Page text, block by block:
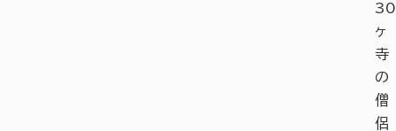
30
ヶ
寺
の
僧
侶